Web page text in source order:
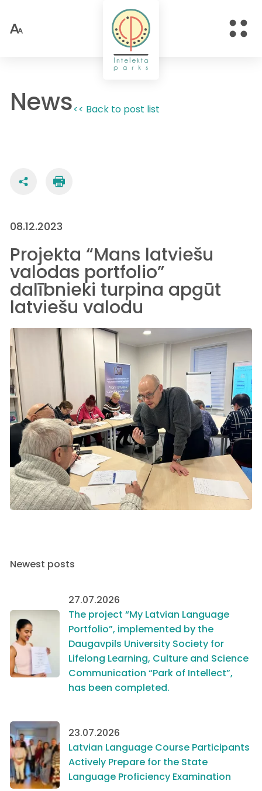
News<< Back to post list
08.12.2023
Projekta “Mans latviešu
valodas portfolio”
dalībnieki turpina apgūt
latviešu valodu
Newest posts
27.07.2026
The project “My Latvian Language
Portfolio”, implemented by the
Daugavpils University Society for
Lifelong Learning, Culture and Science
Communication “Park of Intellect”,
has been completed.
23.07.2026
Latvian Language Course Participants
Actively Prepare for the State
Language Proficiency Examination